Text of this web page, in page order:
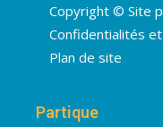
Copyright © Site
Confidentialités
Plan de site
Partique